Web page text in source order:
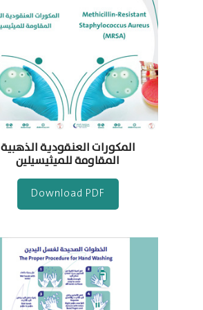
المكورات العنقودية الذهبية
المقاومة للميثيسيلين
Download PDF